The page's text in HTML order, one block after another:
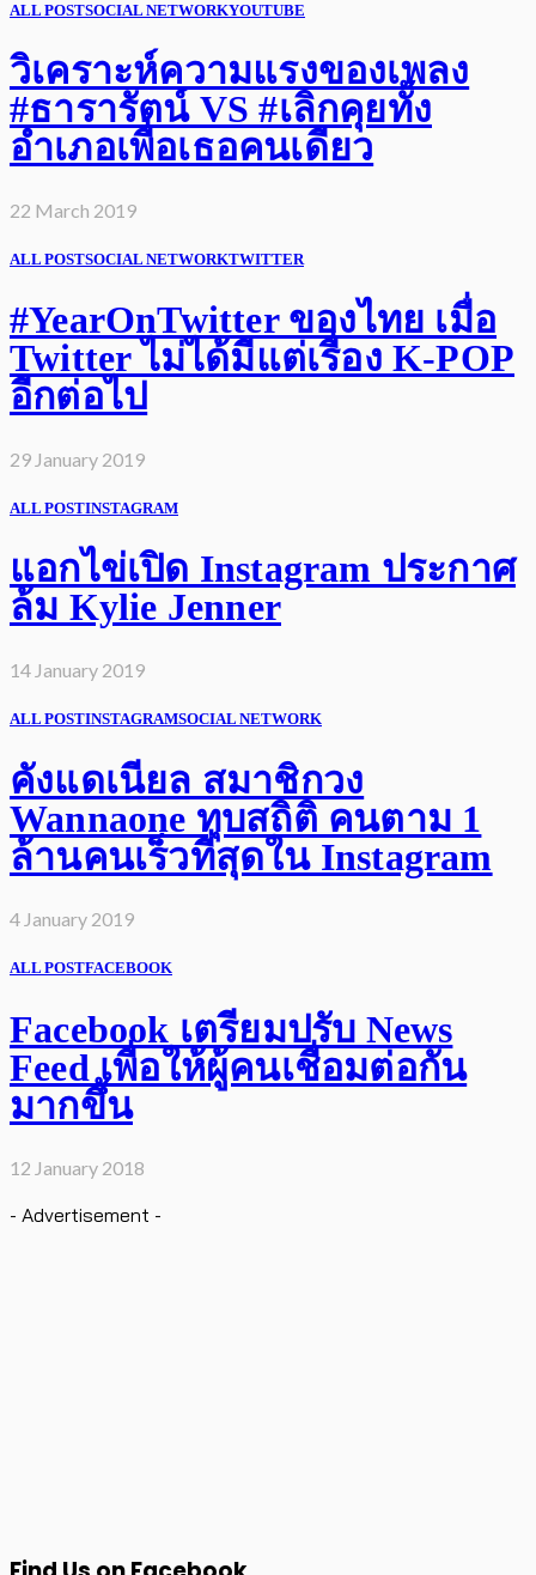
ALL POSTSOCIAL NETWORKYOUTUBE
วิเคราะห์ความแรงของเพลง
#ธารารัตน์ VS #เลิกคุยทั้ง
อำเภอเพื่อเธอคนเดียว
22 March 2019
ALL POSTSOCIAL NETWORKTWITTER
#YearOnTwitter ของไทย เมื่อ
Twitter ไม่ได้มีแต่เรื่อง K-POP
อีกต่อไป
29 January 2019
ALL POSTINSTAGRAM
แอกไข่เปิด Instagram ประกาศ
ล้ม Kylie Jenner
14 January 2019
ALL POSTINSTAGRAMSOCIAL NETWORK
คังแดเนียล สมาชิกวง
Wannaone ทุบสถิติ คนตาม 1
ล้านคนเร็วที่สุดใน Instagram
4 January 2019
ALL POSTFACEBOOK
Facebook เตรียมปรับ News
Feed เพื่อให้ผู้คนเชื่อมต่อกัน
มากขึ้น
12 January 2018
- Advertisement -